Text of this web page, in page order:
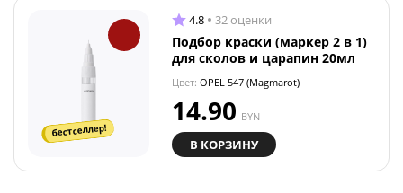
бестселлер!
4.8 32 оценки
Подбор краски (маркер 2 в 1)
для сколов и царапин 20мл
Цвет: OPEL 547 (Magmarot)
14.90 BYN
В КОРЗИНУ